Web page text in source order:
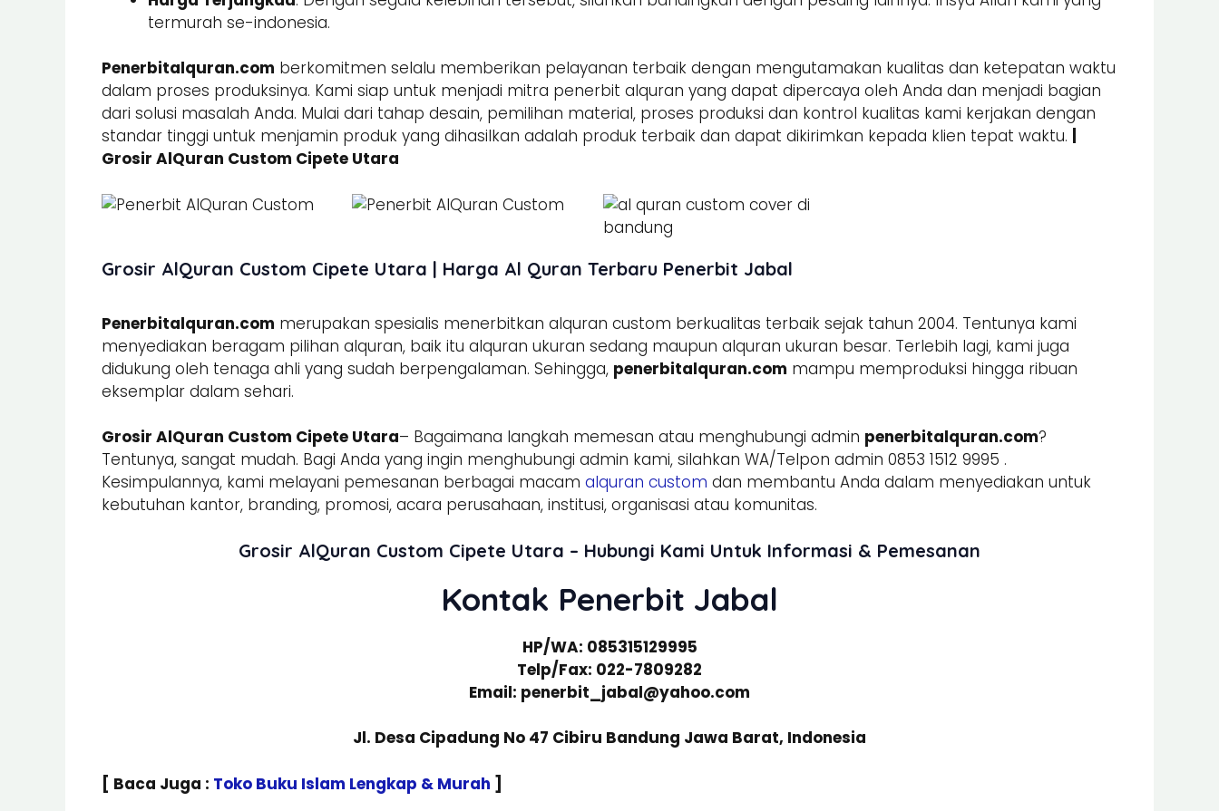
termurah se-indonesia.
Penerbitalquran.com berkomitmen selalu memberikan pelayanan terbaik dengan mengutamakan kualitas dan ketepatan waktu
dalam proses produksinya. Kami siap untuk menjadi mitra penerbit alquran yang dapat dipercaya oleh Anda dan menjadi bagian
dari solusi masalah Anda. Mulai dari tahap desain, pemilihan material, proses produksi dan kontrol kualitas kami kerjakan dengan
standar tinggi untuk menjamin produk yang dihasilkan adalah produk terbaik dan dapat dikirimkan kepada klien tepat waktu.
Grosir AlQuran Custom Cipete Utara
Grosir AlQuran Custom Cipete Utara | Harga Al Quran Terbaru Penerbit Jabal
Penerbitalquran.com merupakan spesialis menerbitkan alquran custom berkualitas terbaik sejak tahun 2004. Tentunya kami
menyediakan beragam pilihan alquran, baik itu alquran ukuran sedang maupun alquran ukuran besar. Terlebih lagi, kami juga
didukung oleh tenaga ahli yang sudah berpengalaman. Sehingga, penerbitalquran.com mampu memproduksi hingga ribuan
eksemplar dalam sehari.
Grosir AlQuran Custom Cipete Utara– Bagaimana langkah memesan atau menghubungi admin penerbitalquran.com?
Tentunya, sangat mudah. Bagi Anda yang ingin menghubungi admin kami, silahkan WA/Telpon admin 0853 1512 9995 .
Kesimpulannya, kami melayani pemesanan berbagai macam alquran custom dan membantu Anda dalam menyediakan untuk
kebutuhan kantor, branding, promosi, acara perusahaan, institusi, organisasi atau komunitas.
Grosir AlQuran Custom Cipete Utara – Hubungi Kami Untuk Informasi & Pemesanan
Kontak Penerbit Jabal
HP/WA: 085315129995
Telp/Fax: 022-7809282
Email: penerbit_jabal@yahoo.com
Jl. Desa Cipadung No 47 Cibiru Bandung Jawa Barat, Indonesia
[ Baca Juga : Toko Buku Islam Lengkap & Murah ]